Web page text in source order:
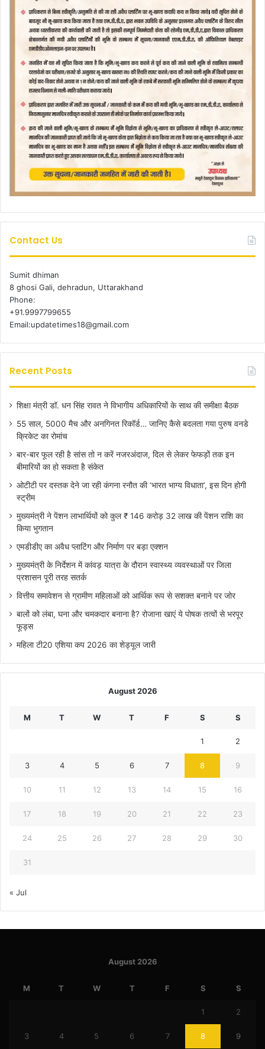
Contact Us
Sumit dhiman
8 ghosi Gali, dehradun, Uttarakhand
Phone:
+91.9997799655
Email:updatetimes18@gmail.com
Recent Posts
शिक्षा मंत्री डॉ. धन सिंह रावत ने विभागीय अधिकारियों के साथ की समीक्षा बैठक
55 साल, 5000 मैच और अनगिनत रिकॉर्ड… जानिए कैसे बदलता गया पुरुष वनडे
क्रिकेट का रोमांच
बार-बार फूल रही है सांस तो न करें नजरअंदाज, दिल से लेकर फेफड़ों तक इन
बीमारियों का हो सकता है संकेत
ओटीटी पर दस्तक देने जा रही कंगना रनौत की ‘भारत भाग्य विधाता’, इस दिन होगी
स्ट्रीम
मुख्यमंत्री ने पेंशन लाभार्थियों को कुल ₹ 146 करोड़ 32 लाख की पेंशन राशि का
किया भुगतान
एमडीडीए का अवैध प्लाटिंग और निर्माण पर बड़ा एक्शन
मुख्यमंत्री के निर्देशन में कांवड़ यात्रा के दौरान स्वास्थ्य व्यवस्थाओं पर जिला
प्रशासन पूरी तरह सतर्क
वित्तीय समावेशन से ग्रामीण महिलाओं को आर्थिक रूप से सशक्त बनाने पर जोर
बालों को लंबा, घना और चमकदार बनाना है? रोजाना खाएं ये पोषक तत्वों से भरपूर
फूड्स
महिला टी20 एशिया कप 2026 का शेड्यूल जारी
August 2026
M T W T F S S
1 2
3 4 5 6 7 8 9
10 11 12 13 14 15 16
17 18 19 20 21 22 23
24 25 26 27 28 29 30
31
« Jul
August 2026
M T W T F S S
1 2
3 4 5 6 7 8 9